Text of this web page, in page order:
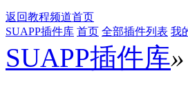
返回教程频道首页
SUAPP插件库 首页 全部插件列表 我
SUAPP插件库»